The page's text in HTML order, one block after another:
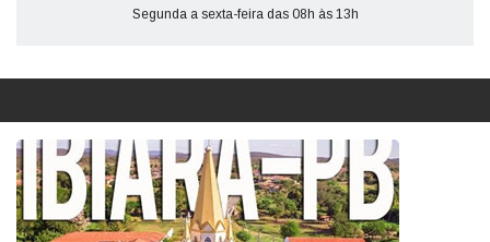
Segunda a sexta-feira das 08h às 13h